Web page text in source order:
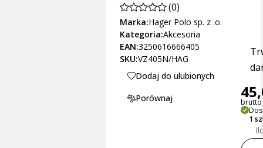
(0)
Marka:Hager Polo sp. z .o.
Kategoria:Akcesoria
EAN:3250616666405
SKU:VZ405N/HAG
Dodaj do ulubionych
Porównaj
brutto
1